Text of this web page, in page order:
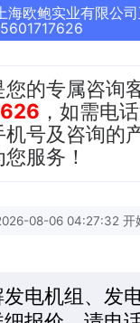
的专属咨询
，如需电
号及咨询的
服务！
08-06 04:27:32 开
电机组、发